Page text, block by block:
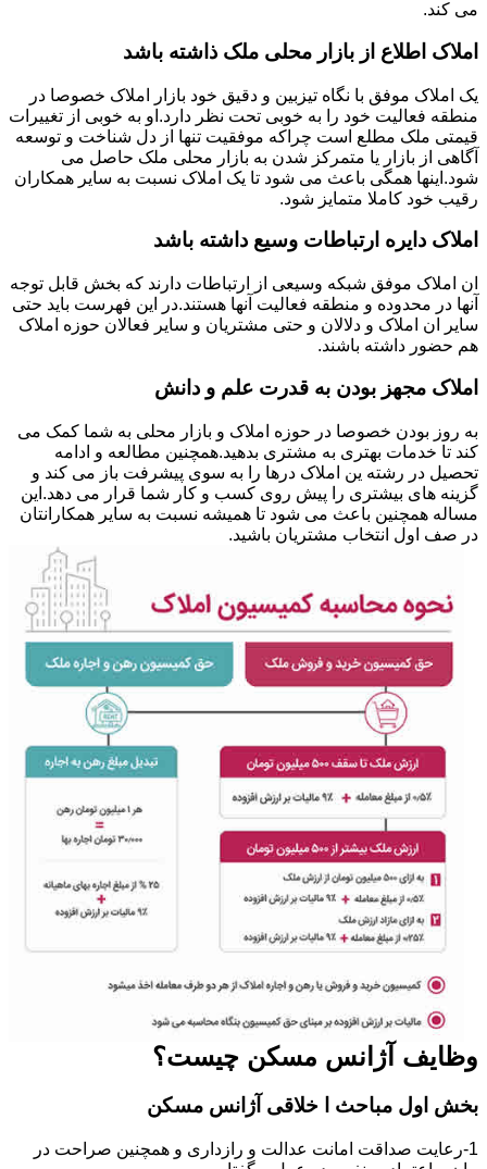
می کند.
املاک اطلاع از بازار محلی ملک ذاشته باشد
یک املاک موفق با نگاه تیزبین و دقیق خود بازار املاک خصوصا در
منطقه فعالیت خود را به خوبی تحت نظر دارد.او به خوبی از تغییرات
قیمتی ملک مطلع است چراکه موفقیت تنها از دل شناخت و توسعه
آگاهی از بازار یا متمرکز شدن به بازار محلی ملک حاصل می
شود.اینها همگی باعث می شود تا یک املاک نسبت به سایر همکاران
رقیب خود کاملا متمایز شود.
املاک دایره ارتباطات وسیع داشته باشد
ان املاک موفق شبکه وسیعی از ارتباطات دارند که بخش قابل توجه
آنها در محدوده و منطقه فعالیت آنها هستند.در این فهرست باید حتی
سایر ان املاک و دلالان و حتی مشتریان و سایر فعالان حوزه املاک
هم حضور داشته باشند.
املاک مجهز بودن به قدرت علم و دانش
به روز بودن خصوصا در حوزه املاک و بازار محلی به شما کمک می
کند تا خدمات بهتری به مشتری بدهید.همچنین مطالعه و ادامه
تحصیل در رشته ین املاک درها را به سوی پیشرفت باز می کند و
گزینه های بیشتری را پیش روی کسب و کار شما قرار می دهد.این
مساله همچنین باعث می شود تا همیشه نسبت به سایر همکارانتان
در صف اول انتخاب مشتریان باشید.
وظایف آژانس مسکن چیست؟
بخش اول مباحث ا خلاقی آژانس مسکن
1-رعایت صداقت امانت عدالت و رازداری و همچنین صراحت در